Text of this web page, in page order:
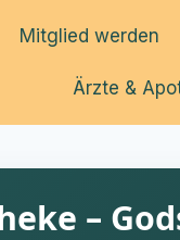
Mitglied werden
Ärzte &
–